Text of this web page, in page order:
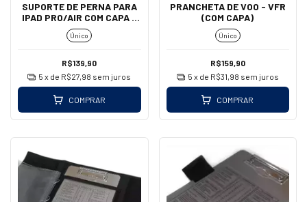
SUPORTE DE PERNA PARA
IPAD PRO/AIR COM CAPA -
AEROAIR
Único
R$139,90
5 x de R$27,98 sem juros
COMPRAR
PRANCHETA DE VOO - VFR
(COM CAPA)
Único
R$159,90
5 x de R$31,98 sem juros
COMPRAR